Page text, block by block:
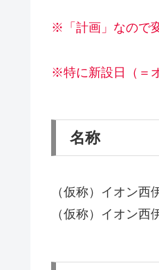
※「計画」なので
※特に新設日（＝
名称
（仮称）イオン西
（仮称）イオン西